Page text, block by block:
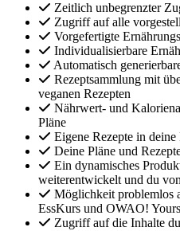
Zeitlich unbegrenzter
Zugriff auf alle
Vorgefertigte
Individualisierbare
Automatisch
Rezeptsammlung mit
veganen Rezepten
Nährwert- und
Pläne
Eigene Rezepte in deine
Deine Pläne und
Ein dynamisches
weiterentwickelt und du
Möglichkeit problemlos
EssKurs und OWAO!
Zugriff auf die Inhalte